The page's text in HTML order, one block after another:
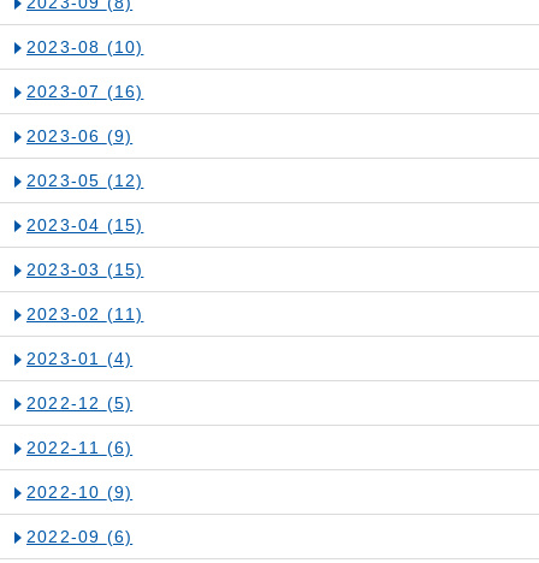
2023-08 (10)
2023-07 (16)
2023-06 (9)
2023-05 (12)
2023-04 (15)
2023-03 (15)
2023-02 (11)
2023-01 (4)
2022-12 (5)
2022-11 (6)
2022-10 (9)
2022-09 (6)